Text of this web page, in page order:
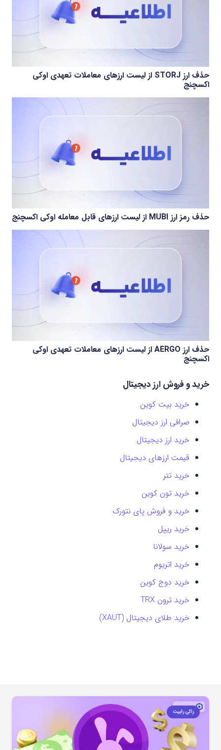
حذف ارز STORJ از لیست ارزهای معاملات تعهدی اوکی
اکسچنج
حذف رمز ارز MUBI از لیست ارزهای قابل معامله اوکی اکسچنج
حذف ارز AERGO از لیست ارزهای معاملات تعهدی اوکی
اکسچنج
خرید و فروش ارز دیجیتال
خرید بیت کوین
صرافی ارز دیجیتال
خرید ارز دیجیتال
قیمت ارزهای دیجیتال
خرید تتر
خرید تون کوین
خرید و فروش پای نتورک
خرید ریپل
خرید سولانا
خرید اتریوم
خرید دوج کوین
خرید ترون TRX
خرید طلای دیجیتال (XAUT)
راکی رابیت